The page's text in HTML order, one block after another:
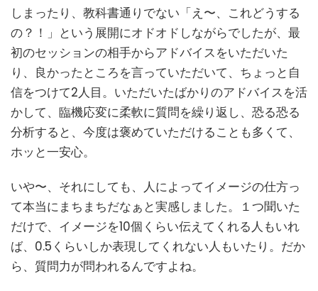
しまったり、教科書通りでない「え〜、これどうする
の？！」という展開にオドオドしながらでしたが、最
初のセッションの相手からアドバイスをいただいた
り、良かったところを言っていただいて、ちょっと自
信をつけて2人目。いただいたばかりのアドバイスを活
かして、臨機応変に柔軟に質問を繰り返し、恐る恐る
分析すると、今度は褒めていただけることも多くて、
ホッと一安心。
いや〜、それにしても、人によってイメージの仕方っ
て本当にまちまちだなぁと実感しました。１つ聞いた
だけで、イメージを10個くらい伝えてくれる人もいれ
ば、0.5くらいしか表現してくれない人もいたり。だか
ら、質問力が問われるんですよね。